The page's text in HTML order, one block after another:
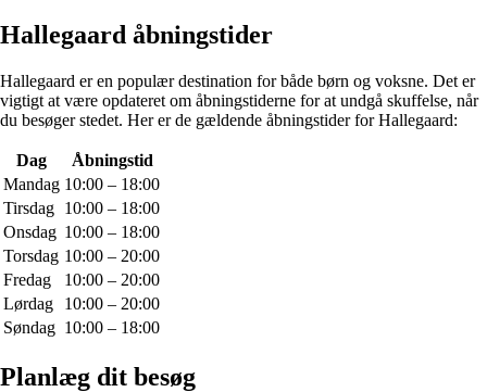
Hallegaard åbningstider
Hallegaard er en populær destination for både børn og voksne. Det er
vigtigt at være opdateret om åbningstiderne for at undgå skuffelse, når
du besøger stedet. Her er de gældende åbningstider for Hallegaard:
Dag
Åbningstid
Mandag 10:00 – 18:00
Tirsdag 10:00 – 18:00
Onsdag 10:00 – 18:00
Torsdag 10:00 – 20:00
Fredag
10:00 – 20:00
Lørdag
10:00 – 20:00
Søndag 10:00 – 18:00
Planlæg dit besøg